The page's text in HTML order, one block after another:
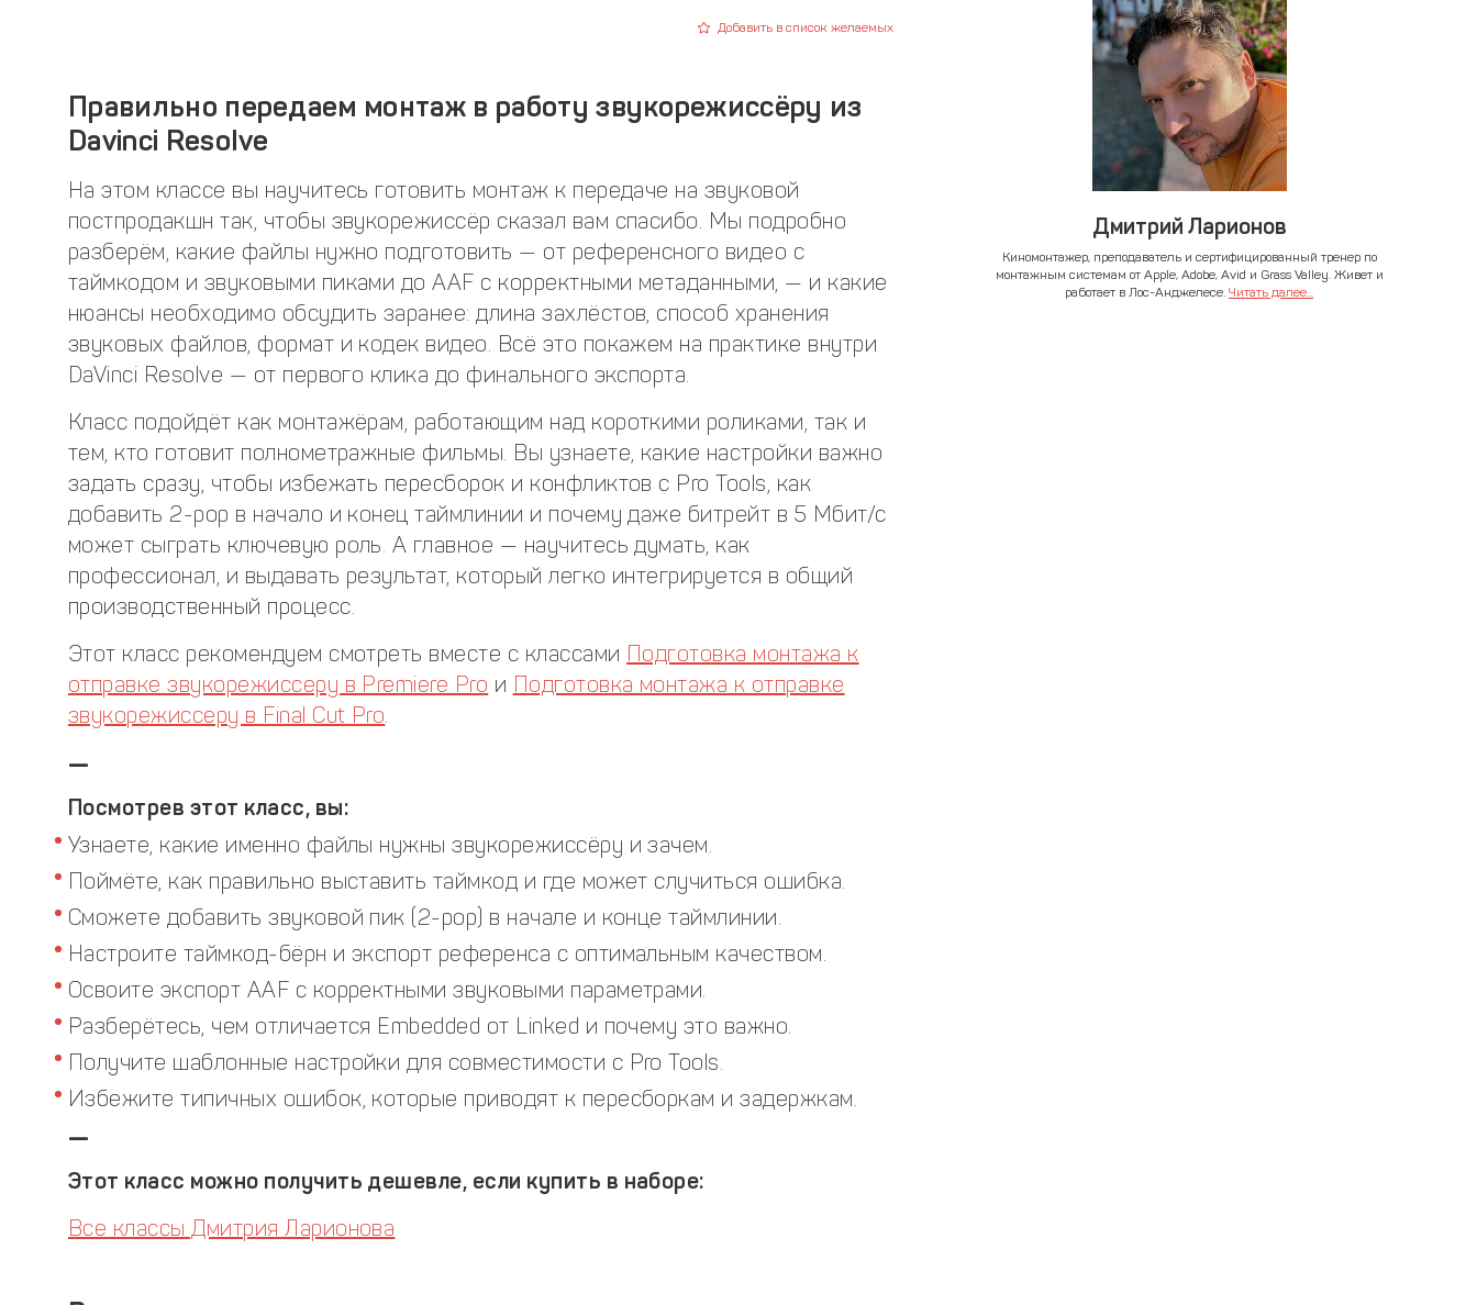
Добавить в список желаемых
Правильно передаем монтаж в работу звукорежиссёру из
Davinci Resolve
На этом классе вы научитесь готовить монтаж к передаче на звуковой
постпродакшн так, чтобы звукорежиссёр сказал вам спасибо. Мы подробно
разберём, какие файлы нужно подготовить — от референсного видео с
таймкодом и звуковыми пиками до AAF с корректными метаданными, — и какие
нюансы необходимо обсудить заранее: длина захлёстов, способ хранения
звуковых файлов, формат и кодек видео. Всё это покажем на практике внутри
DaVinci Resolve — от первого клика до финального экспорта.
Класс подойдёт как монтажёрам, работающим над короткими роликами, так и
тем, кто готовит полнометражные фильмы. Вы узнаете, какие настройки важно
задать сразу, чтобы избежать пересборок и конфликтов с Pro Tools, как
добавить 2-pop в начало и конец таймлинии и почему даже битрейт в 5 Мбит/с
может сыграть ключевую роль. А главное — научитесь думать, как
профессионал, и выдавать результат, который легко интегрируется в общий
производственный процесс.
Этот класс рекомендуем смотреть вместе с классами Подготовка монтажа к
отправке звукорежиссеру в Premiere Pro и Подготовка монтажа к отправке
звукорежиссеру в Final Cut Pro.
—
Посмотрев этот класс, вы:
Узнаете, какие именно файлы нужны звукорежиссёру и зачем.
Поймёте, как правильно выставить таймкод и где может случиться ошибка.
Сможете добавить звуковой пик (2-pop) в начале и конце таймлинии.
Настроите таймкод-бёрн и экспорт референса с оптимальным качеством.
Освоите экспорт AAF с корректными звуковыми параметрами.
Разберётесь, чем отличается Embedded от Linked и почему это важно.
Получите шаблонные настройки для совместимости с Pro Tools.
Избежите типичных ошибок, которые приводят к пересборкам и задержкам.
—
Этот класс можно получить дешевле, если купить в наборе:
Все классы Дмитрия Ларионова
Дмитрий Ларионов
Киномонтажер, преподаватель и сертифицированный тренер по
монтажным системам от Apple, Adobe, Avid и Grass Valley. Живет и
работает в Лос-Анджелесе. Читать далее...